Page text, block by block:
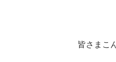
皆さまこ